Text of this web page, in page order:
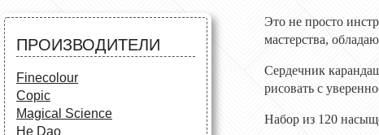
Все для творчества
Аксессуары для
школьников
ПРОИЗВОДИТЕЛИ
Finecolour
Copic
Magical Science
He Dao
Это не просто
мастерства,
Сердечник
рисовать с
Набор из 120